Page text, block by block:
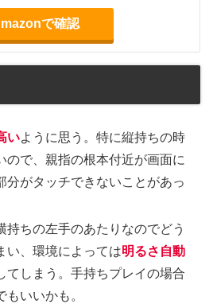
で確認
いように思う。特に縦持ちの時
ので、親指の根本付近が画面に
分がタッチできないことがあっ
持ちの左手のあたりなのでどう
い、環境によっては明るさ自動
てしまう。手持ちプレイの場合
いいかも。